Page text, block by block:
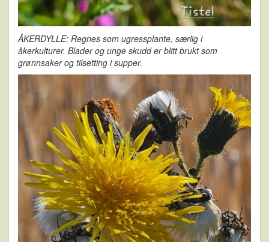
ÅKERDYLLE: Regnes som ugressplante, særlig i
åkerkulturer. Blader og unge skudd er blitt brukt som
grønnsaker og tilsetting i supper.